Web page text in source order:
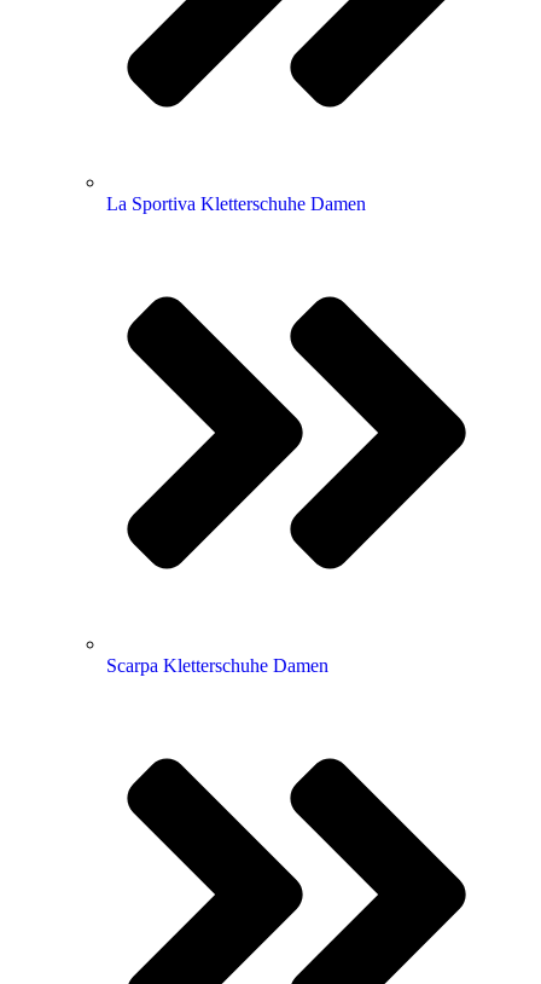
La Sportiva Kletterschuhe Damen
Scarpa Kletterschuhe Damen